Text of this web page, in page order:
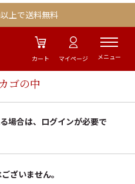
上で送料無料
カート マイページ メニュー
ゴの中
場合は、ログインが必要で
ざいません。